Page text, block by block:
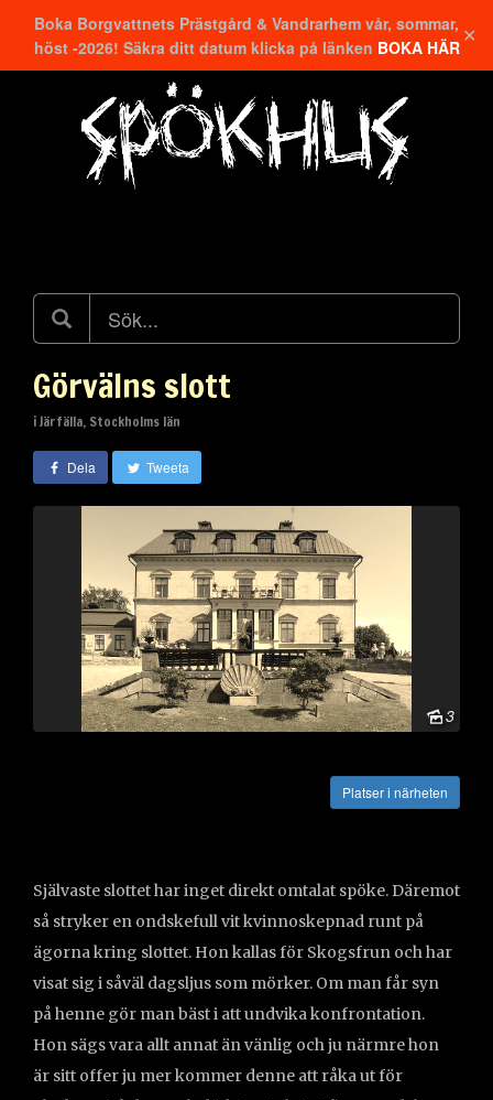
Boka Borgvattnets Prästgård & Vandrarhem vår, sommar,
höst -2026! Säkra ditt datum klicka på länken BOKA HÄR ✕
Görvälns slott
i Järfälla, Stockholms län
Dela Tweeta
3
Platser i närheten
Självaste slottet har inget direkt omtalat spöke. Däremot
så stryker en ondskefull vit kvinnoskepnad runt på
ägorna kring slottet. Hon kallas för Skogsfrun och har
visat sig i såväl dagsljus som mörker. Om man får syn
på henne gör man bäst i att undvika konfrontation.
Hon sägs vara allt annat än vänlig och ju närmre hon
är sitt offer ju mer kommer denne att råka ut för